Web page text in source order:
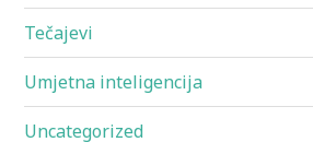
Tečajevi
Umjetna inteligencija
Uncategorized